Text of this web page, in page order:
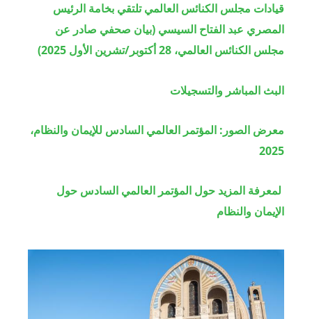
قيادات مجلس الكنائس العالمي تلتقي بخامة الرئيس
المصري عبد الفتاح السيسي (بيان صحفي صادر عن
مجلس الكنائس العالمي، 28 أكتوبر/تشرين الأول 2025)
البث المباشر والتسجيلات
معرض الصور: المؤتمر العالمي السادس للإيمان والنظام،
2025
لمعرفة المزيد حول المؤتمر العالمي السادس حول
الإيمان والنظام